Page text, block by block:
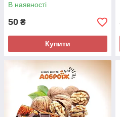
В наявності
50 ₴
Купити